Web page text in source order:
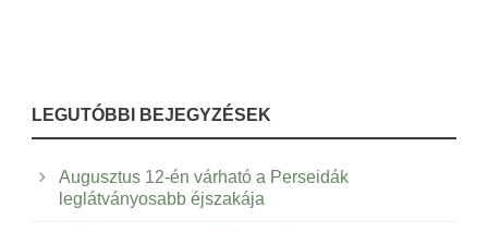
LEGUTÓBBI BEJEGYZÉSEK
Augusztus 12-én várható a Perseidák
leglátványosabb éjszakája